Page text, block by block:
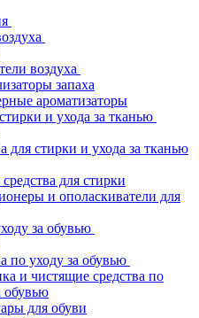
воздуха
запаха
ароматизаторы
и ухода за тканью
для стирки и ухода за тканью
для стирки
и ополаскиватели для
за обувью
по уходу за обувью
и чистящие средства по
обувью
для обуви